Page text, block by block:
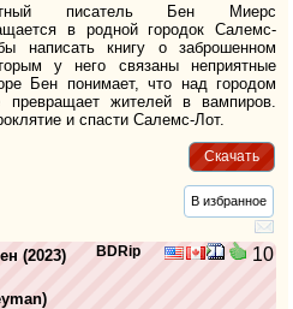
писатель Бен Миерс
в родной городок Салемс-
написать книгу о заброшенном
у него связаны неприятные
Бен понимает, что над городом
превращает жителей в вампиров.
и спасти Салемс-Лот.
Скачать
В избранное
BDRip 10
(2023)
)